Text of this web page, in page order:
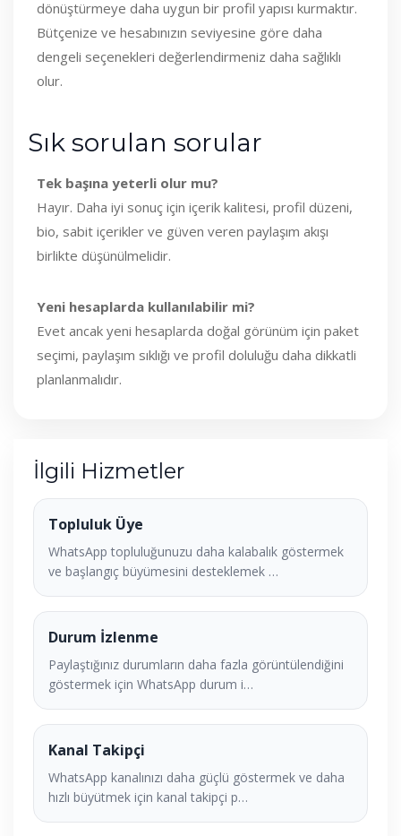
dönüştürmeye daha uygun bir profil yapısı kurmaktır.
Bütçenize ve hesabınızın seviyesine göre daha
dengeli seçenekleri değerlendirmeniz daha sağlıklı
olur.
Sık sorulan sorular
Tek başına yeterli olur mu?
Hayır. Daha iyi sonuç için içerik kalitesi, profil düzeni,
bio, sabit içerikler ve güven veren paylaşım akışı
birlikte düşünülmelidir.
Yeni hesaplarda kullanılabilir mi?
Evet ancak yeni hesaplarda doğal görünüm için paket
seçimi, paylaşım sıklığı ve profil doluluğu daha dikkatli
planlanmalıdır.
İlgili Hizmetler
Topluluk Üye
WhatsApp topluluğunuzu daha kalabalık göstermek
ve başlangıç büyümesini desteklemek …
Durum İzlenme
Paylaştığınız durumların daha fazla görüntülendiğini
göstermek için WhatsApp durum i…
Kanal Takipçi
WhatsApp kanalınızı daha güçlü göstermek ve daha
hızlı büyütmek için kanal takipçi p…